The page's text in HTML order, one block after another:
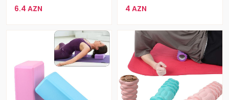
6.4 AZN 4 AZN